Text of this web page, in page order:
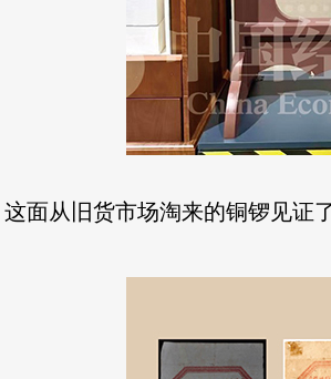
这面从旧货市场淘来的铜锣见证